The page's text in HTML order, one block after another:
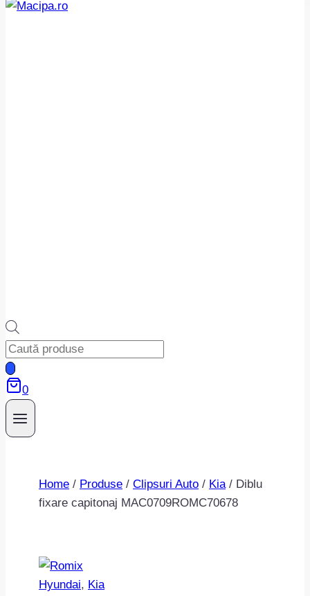
Products
search
0
Home / Produse / Clipsuri Auto / Kia / Diblu
fixare capitonaj MAC0709ROMC70678
Hyundai, Kia